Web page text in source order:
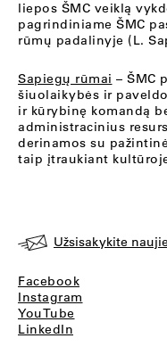
liepos ŠMC veiklą
pagrindiniame ŠMC
rūmų padalinyje (L.
Sapiegų rūmai – ŠMC
šiuolaikybės ir
ir kūrybinę komandą
administracinius
derinamos su
taip įtraukiant
Užsisakykite
Facebook
Instagram
YouTube
LinkedIn